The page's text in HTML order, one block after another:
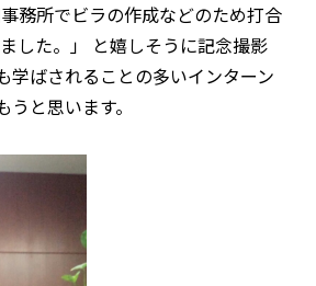
務所でビラの作成などのため打合
した。」 と嬉しそうに記念撮影
ばされることの多いインターン
うと思います。